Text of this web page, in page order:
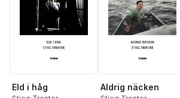
Eld i håg Aldrig näcken